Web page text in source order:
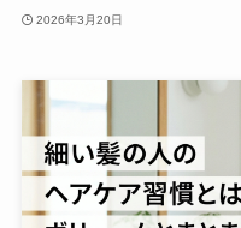
2026年3月20日